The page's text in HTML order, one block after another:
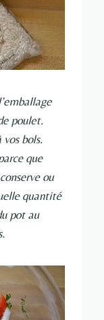
poulet.
bols.
que
ou
quantité
pot au